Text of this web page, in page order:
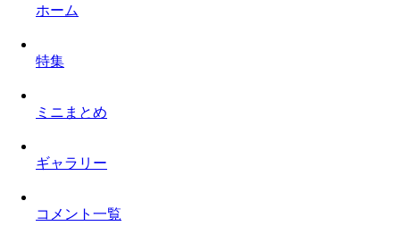
ホーム
特集
ミニまとめ
ギャラリー
コメント一覧